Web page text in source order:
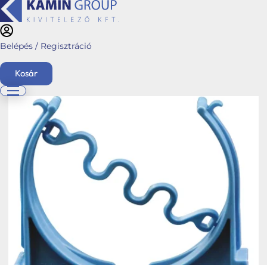
Belépés / Regisztráció
Kosár
English
Főoldal
Ajánlatkérés
Üzletágaink
Kéménymagasítás
Hybalans+ hővisszanyerős szellőzés
Tervezés
Kör alakú rendszerek